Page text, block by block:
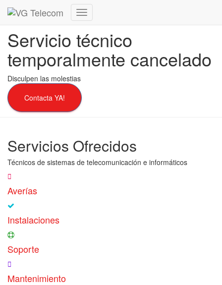
Cambiar
de
navegación
Servicio técnico
temporalmente cancelado
Disculpen las molestias
Contacta YA!
Servicios Ofrecidos
Técnicos de sistemas de telecomunicación e informáticos
Averías
Instalaciones
Soporte
Mantenimiento